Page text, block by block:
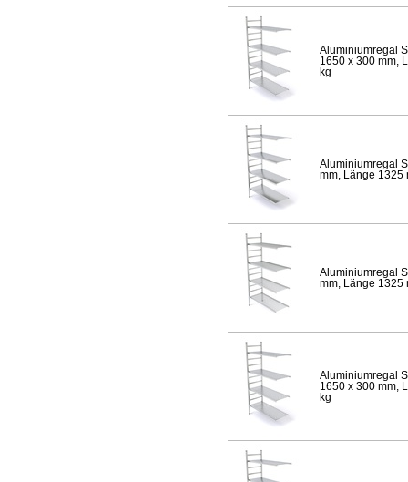
Aluminiumregal
1650 x 300 mm,
kg
Aluminiumregal
mm, Länge 1325
Aluminiumregal
mm, Länge 1325
Aluminiumregal
1650 x 300 mm,
kg